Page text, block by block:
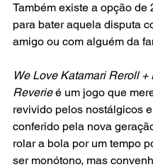
Também existe a opção de
para bater aquela disputa
amigo ou com alguém da
We Love Katamari Reroll +
Reverie é um jogo que
revivido pelos nostálgicos
conferido pela nova
rolar a bola por um tempo
ser monótono, mas